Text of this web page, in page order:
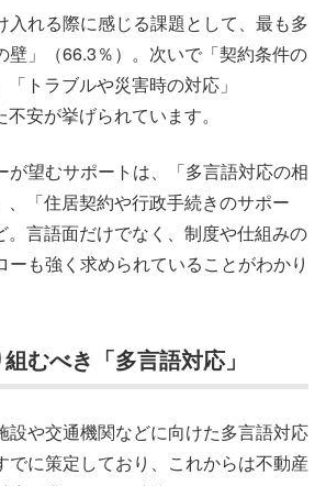
入れる際に感じる課題として、最も多
壁」（66.3％）。次いで「契約条件の
トラブルや災害時の対応」
不安が挙げられています。
が望むサポートは、「多言語対応の相
、「住居契約や行政手続きのサポー
。言語面だけでなく、制度や仕組みの
ーも強く求められていることがわかり
むべき「多言語対応」
設や交通機関などに向けた多言語対応
でに策定しており、これからは不動産